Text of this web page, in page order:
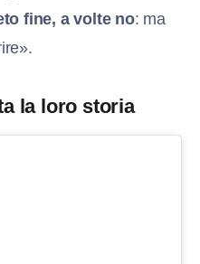
fine, a volte no: ma
la loro storia